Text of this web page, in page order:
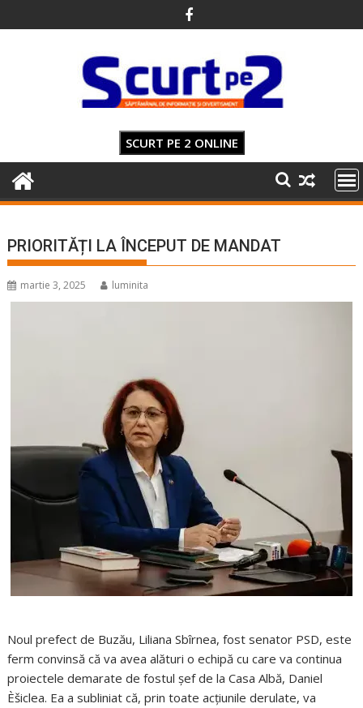
to
SCURT PE 2 ONLINE
PRIORITĂȚI LA ÎNCEPUT DE MANDAT
martie 3, 2025 luminita
Noul prefect de Buzău, Liliana Sbîrnea, fost senator PSD, este
ferm convinsă că va avea alături o echipă cu care va continua
proiectele demarate de fostul șef de la Casa Albă, Daniel
Èšiclea. Ea a subliniat că, prin toate acțiunile derulate, va